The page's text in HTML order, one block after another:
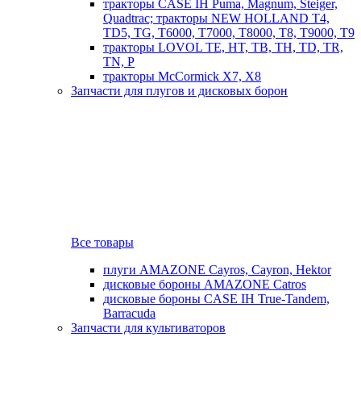
тракторы CASE IH Puma, Magnum, Steiger,
Quadtrac; тракторы NEW HOLLAND T4,
TD5, TG, T6000, T7000, T8000, T8, T9000, T9
тракторы LOVOL TE, HT, TB, TH, TD, TR,
TN, P
тракторы McCormick X7, X8
Запчасти для плугов и дисковых борон
Все товары
плуги AMAZONE Cayros, Cayron, Hektor
дисковые бороны AMAZONE Catros
дисковые бороны CASE IH True-Tandem,
Barracuda
Запчасти для культиваторов